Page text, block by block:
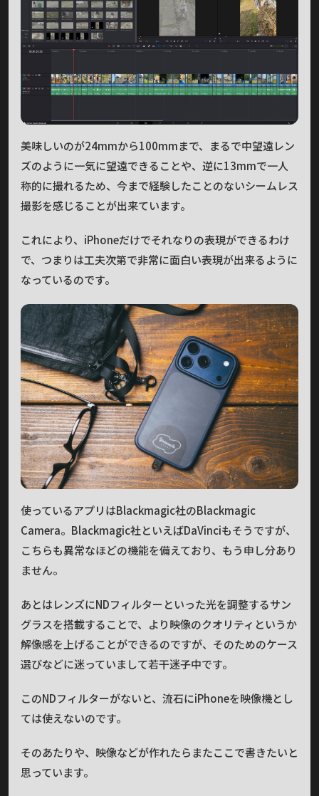
美味しいのが24mmから100mmまで、まるで中望遠レン
ズのように一気に望遠できることや、逆に13mmで一人
称的に撮れるため、今まで経験したことのないシームレス
撮影を感じることが出来ています。
これにより、iPhoneだけでそれなりの表現ができるわけ
で、つまりは工夫次第で非常に面白い表現が出来るように
なっているのです。
使っているアプリはBlackmagic社のBlackmagic
Camera。Blackmagic社といえばDaVinciもそうですが、
こちらも異常なほどの機能を備えており、もう申し分あり
ません。
あとはレンズにNDフィルターといった光を調整するサン
グラスを搭載することで、より映像のクオリティというか
解像感を上げることができるのですが、そのためのケース
選びなどに迷っていまして若干迷子中です。
このNDフィルターがないと、流石にiPhoneを映像機とし
ては使えないのです。
そのあたりや、映像などが作れたらまたここで書きたいと
思っています。